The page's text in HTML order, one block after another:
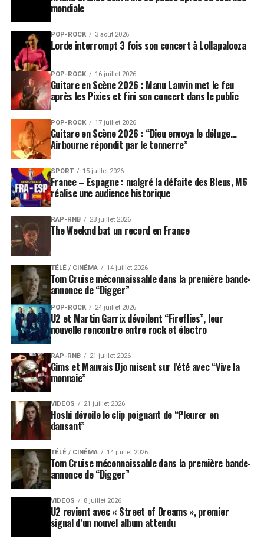
mondiale
POP-ROCK 3 août 2026
Lorde interrompt 3 fois son concert à Lollapalooza
POP-ROCK 16 juillet 2026
Guitare en Scène 2026 : Manu Lanvin met le feu
après les Pixies et fini son concert dans le public
POP-ROCK 17 juillet 2026
Guitare en Scène 2026 : “Dieu envoya le déluge…
Airbourne répondit par le tonnerre”
SPORT 15 juillet 2026
France – Espagne : malgré la défaite des Bleus, M6
réalise une audience historique
RAP-RNB 23 juillet 2026
The Weeknd bat un record en France
TÉLÉ / CINÉMA 14 juillet 2026
Tom Cruise méconnaissable dans la première bande-
annonce de “Digger”
POP-ROCK 24 juillet 2026
U2 et Martin Garrix dévoilent “Fireflies”, leur
nouvelle rencontre entre rock et électro
RAP-RNB 21 juillet 2026
Gims et Mauvais Djo misent sur l’été avec “Vive la
monnaie”
VIDEOS 21 juillet 2026
Hoshi dévoile le clip poignant de “Pleurer en
dansant”
TÉLÉ / CINÉMA 14 juillet 2026
Tom Cruise méconnaissable dans la première bande-
annonce de “Digger”
VIDEOS 8 juillet 2026
U2 revient avec « Street of Dreams », premier
signal d’un nouvel album attendu